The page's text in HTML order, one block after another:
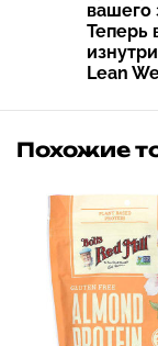
вашего
Теперь
Lean
Похожие